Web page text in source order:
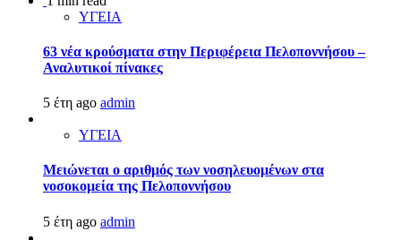
ΥΓΕΙΑ
63 νέα κρούσματα στην Περιφέρεια Πελοποννήσου –
Αναλυτικοί πίνακες
5 έτη ago admin
ΥΓΕΙΑ
Μειώνεται ο αριθμός των νοσηλευομένων στα
νοσοκομεία της Πελοποννήσου
5 έτη ago admin